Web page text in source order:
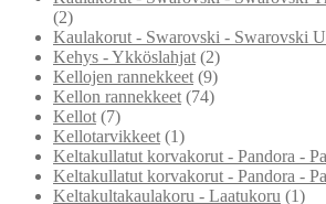
(2)
Kaulakorut - Swarovski - Swarovski
Kehys - Ykköslahjat (2)
Kellojen rannekkeet (9)
Kellon rannekkeet (74)
Kellot (7)
Kellotarvikkeet (1)
Keltakullatut korvakorut - Pandora -
Keltakullatut korvakorut - Pandora -
Keltakultakaulakoru - Laatukoru (1)